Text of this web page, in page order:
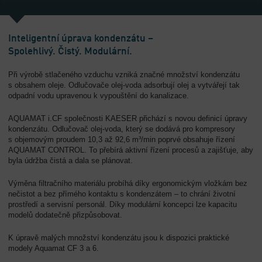
Přehled
Inteligentní úprava kondenzátu –
Spolehlivý. Čistý. Modulární.
Při výrobě stlačeného vzduchu vzniká značné množství kondenzátu
s obsahem oleje. Odlučovače olej-voda adsorbují olej a vytvářejí tak
odpadní vodu upravenou k vypouštění do kanalizace.
AQUAMAT i.CF společnosti KAESER přichází s novou definicí úpravy
kondenzátu. Odlučovač olej-voda, který se dodává pro kompresory
s objemovým proudem 10,3 až 92,6 m³/min poprvé obsahuje řízení
AQUAMAT CONTROL. To přebírá aktivní řízení procesů a zajišťuje, aby
byla údržba čistá a dala se plánovat.
Výměna filtračního materiálu probíhá díky ergonomickým vložkám bez
nečistot a bez přímého kontaktu s kondenzátem – to chrání životní
prostředí a servisní personál. Díky modulární koncepci lze kapacitu
modelů dodatečně přizpůsobovat.
K úpravě malých množství kondenzátu jsou k dispozici praktické
modely Aquamat CF 3 a 6.